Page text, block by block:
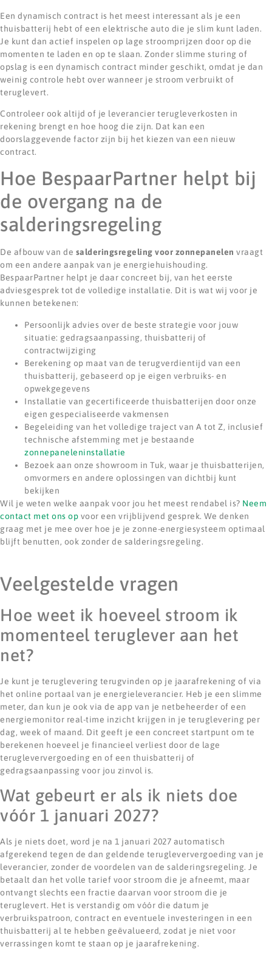
Een dynamisch contract is het meest interessant als je een
thuisbatterij hebt of een elektrische auto die je slim kunt laden.
Je kunt dan actief inspelen op lage stroomprijzen door op die
momenten te laden en op te slaan. Zonder slimme sturing of
opslag is een dynamisch contract minder geschikt, omdat je dan
weinig controle hebt over wanneer je stroom verbruikt of
teruglevert.
Controleer ook altijd of je leverancier terugleverkosten in
rekening brengt en hoe hoog die zijn. Dat kan een
doorslaggevende factor zijn bij het kiezen van een nieuw
contract.
Hoe BespaarPartner helpt bij
de overgang na de
salderingsregeling
De afbouw van de salderingsregeling voor zonnepanelen vraagt
om een andere aanpak van je energiehuishouding.
BespaarPartner helpt je daar concreet bij, van het eerste
adviesgesprek tot de volledige installatie. Dit is wat wij voor je
kunnen betekenen:
Persoonlijk advies over de beste strategie voor jouw
situatie: gedragsaanpassing, thuisbatterij of
contractwijziging
Berekening op maat van de terugverdientijd van een
thuisbatterij, gebaseerd op je eigen verbruiks- en
opwekgegevens
Installatie van gecertificeerde thuisbatterijen door onze
eigen gespecialiseerde vakmensen
Begeleiding van het volledige traject van A tot Z, inclusief
technische afstemming met je bestaande
zonnepaneleninstallatie
Bezoek aan onze showroom in Tuk, waar je thuisbatterijen,
omvormers en andere oplossingen van dichtbij kunt
bekijken
Wil je weten welke aanpak voor jou het meest rendabel is? Neem
contact met ons op voor een vrijblijvend gesprek. We denken
graag met je mee over hoe je je zonne-energiesysteem optimaal
blijft benutten, ook zonder de salderingsregeling.
Veelgestelde vragen
Hoe weet ik hoeveel stroom ik
momenteel teruglever aan het
net?
Je kunt je teruglevering terugvinden op je jaarafrekening of via
het online portaal van je energieleverancier. Heb je een slimme
meter, dan kun je ook via de app van je netbeheerder of een
energiemonitor real-time inzicht krijgen in je teruglevering per
dag, week of maand. Dit geeft je een concreet startpunt om te
berekenen hoeveel je financieel verliest door de lage
terugleververgoeding en of een thuisbatterij of
gedragsaanpassing voor jou zinvol is.
Wat gebeurt er als ik niets doe
vóór 1 januari 2027?
Als je niets doet, word je na 1 januari 2027 automatisch
afgerekend tegen de dan geldende terugleververgoeding van je
leverancier, zonder de voordelen van de salderingsregeling. Je
betaalt dan het volle tarief voor stroom die je afneemt, maar
ontvangt slechts een fractie daarvan voor stroom die je
teruglevert. Het is verstandig om vóór die datum je
verbruikspatroon, contract en eventuele investeringen in een
thuisbatterij al te hebben geëvalueerd, zodat je niet voor
verrassingen komt te staan op je jaarafrekening.